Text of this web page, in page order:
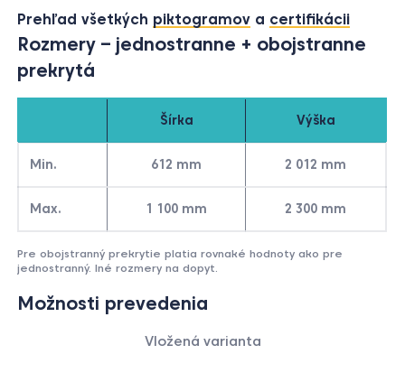
Prehľad všetkých piktogramov a certifikácii
Rozmery – jednostranne + obojstranne
prekrytá
Šírka Výška
Min. 612 mm 2 012 mm
Max. 1 100 mm 2 300 mm
Pre obojstranný prekrytie platia rovnaké hodnoty ako pre
jednostranný. Iné rozmery na dopyt.
Možnosti prevedenia
Vložená varianta